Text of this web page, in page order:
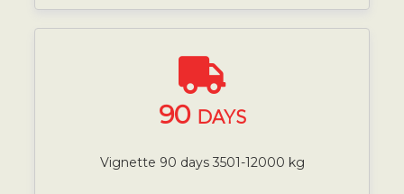
90 DAYS
Vignette 90 days 3501-12000 kg